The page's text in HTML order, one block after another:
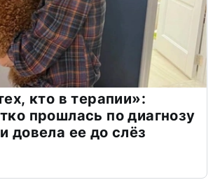
кто в терапии»:
прошлась по диагнозу
довела ее до слёз